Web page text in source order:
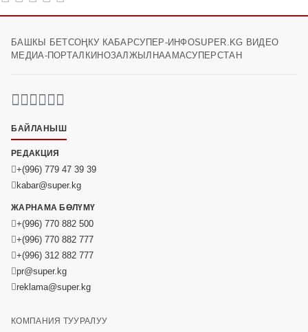
БАШКЫ БЕТСОҢКУ КАБАРСУПЕР-ИНФОSUPER.KG ВИДЕО
МЕДИА-ПОРТАЛ КИНОЗАЛ ЖЫЛНААМАСУПЕРСТАН
БАЙЛАНЫШ
РЕДАКЦИЯ
+(996) 779 47 39 39
kabar@super.kg
ЖАРНАМА БӨЛҮМҮ
+(996) 770 882 500
+(996) 770 882 777
+(996) 312 882 777
pr@super.kg
reklama@super.kg
КОМПАНИЯ ТУУРАЛУУ